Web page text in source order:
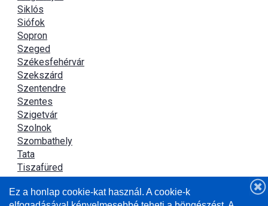
Siklós
Siófok
Sopron
Szeged
Székesfehérvár
Szekszárd
Szentendre
Szentes
Szigetvár
Szolnok
Szombathely
Tata
Tiszafüred
Újszász
Ez a honlap cookie-kat használ. A cookie-k